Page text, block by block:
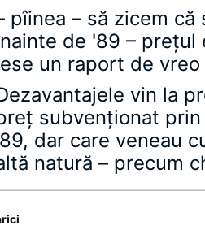
pîinea – să zicem
de '89 – preţul
un raport de
vin la
subvenţionat
dar care veneau
natură – precum